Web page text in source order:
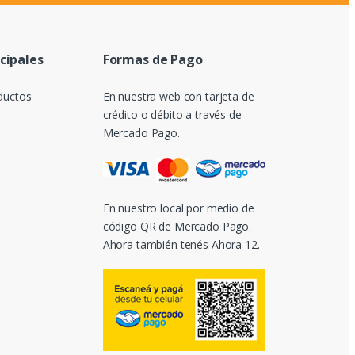
Formas de Pago
En nuestra web con tarjeta de
crédito o débito a través de
Mercado Pago.
En nuestro local por medio de
código QR de Mercado Pago.
Ahora también tenés Ahora 12.